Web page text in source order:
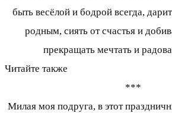
быть весёлой и бодрой всегда,
родным, сиять от счастья и
прекращать мечтать и
Читайте также
***
Милая моя подруга, в этот